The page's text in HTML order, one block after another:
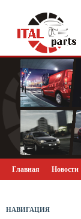
Главная Новости
НАВИГАЦИЯ